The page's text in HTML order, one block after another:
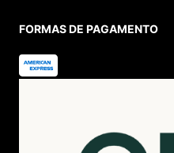
FORMAS DE PAGAMENTO